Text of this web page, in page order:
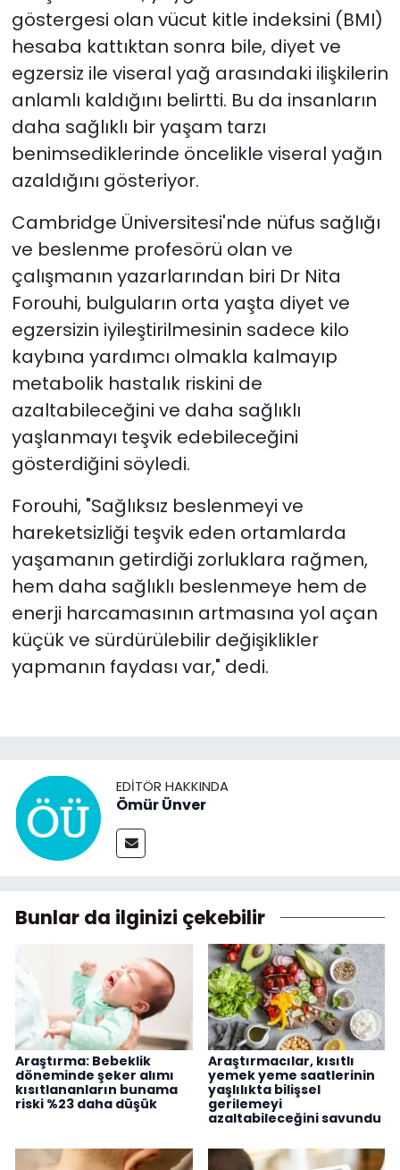
göstergesi olan vücut kitle indeksini (BMI)
hesaba kattıktan sonra bile, diyet ve
egzersiz ile viseral yağ arasındaki ilişkilerin
anlamlı kaldığını belirtti. Bu da insanların
daha sağlıklı bir yaşam tarzı
benimsediklerinde öncelikle viseral yağın
azaldığını gösteriyor.
Cambridge Üniversitesi'nde nüfus sağlığı
ve beslenme profesörü olan ve
çalışmanın yazarlarından biri Dr Nita
Forouhi, bulguların orta yaşta diyet ve
egzersizin iyileştirilmesinin sadece kilo
kaybına yardımcı olmakla kalmayıp
metabolik hastalık riskini de
azaltabileceğini ve daha sağlıklı
yaşlanmayı teşvik edebileceğini
gösterdiğini söyledi.
Forouhi, "Sağlıksız beslenmeyi ve
hareketsizliği teşvik eden ortamlarda
yaşamanın getirdiği zorluklara rağmen,
hem daha sağlıklı beslenmeye hem de
enerji harcamasının artmasına yol açan
küçük ve sürdürülebilir değişiklikler
yapmanın faydası var," dedi.
EDITÖR HAKKINDA
Ömür Ünver
Bunlar da ilginizi çekebilir
Araştırma: Bebeklik
döneminde şeker alımı
kısıtlananların bunama
riski %23 daha düşük
Araştırmacılar, kısıtlı
yemek yeme saatlerinin
yaşlılıkta bilişsel
gerilemeyi
azaltabileceğini savundu